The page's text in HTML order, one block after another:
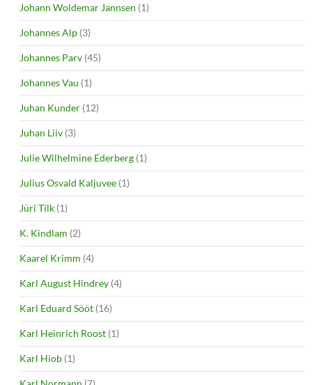
Johann Woldemar Jannsen (1)
Johannes Alp (3)
Johannes Parv (45)
Johannes Vau (1)
Juhan Kunder (12)
Juhan Liiv (3)
Julie Wilhelmine Ederberg (1)
Julius Osvald Kaljuvee (1)
Jüri Tilk (1)
K. Kindlam (2)
Kaarel Krimm (4)
Karl August Hindrey (4)
Karl Eduard Sööt (16)
Karl Heinrich Roost (1)
Karl Hiob (1)